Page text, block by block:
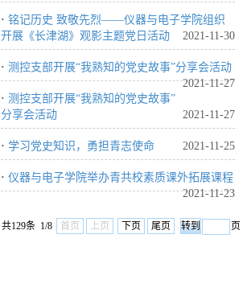
· 铭记历史 致敬先烈——仪器与电子学院组织
开展《长津湖》观影主题党日活动
2021-11-30
· 测控支部开展“我熟知的党史故事”分享会活动
2021-11-27
· 测控支部开展“我熟知的党史故事”
分享会活动
2021-11-27
· 学习党史知识，勇担青志使命 2021-11-25
· 仪器与电子学院举办青共校素质课外拓展课程
2021-11-23
共129条 1/8 首页 上页 下页 尾页 页